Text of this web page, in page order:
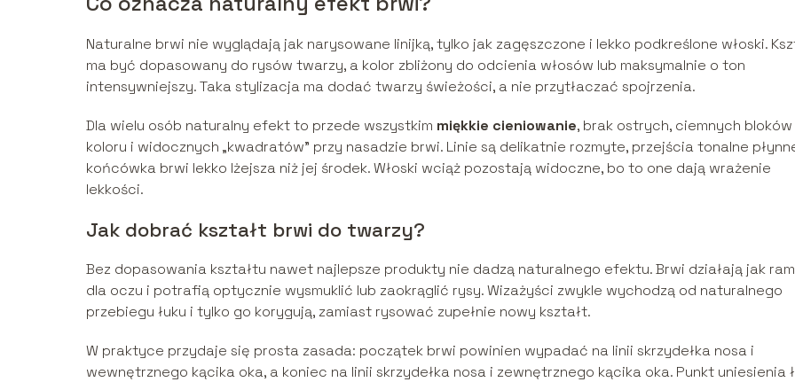
Naturalne brwi nie wyglądają jak narysowane linijką, tylko jak zagęszczone i lekko podkreślone włoski.
ma być dopasowany do rysów twarzy, a kolor zbliżony do odcienia włosów lub maksymalnie o ton
intensywniejszy. Taka stylizacja ma dodać twarzy świeżości, a nie przytłaczać spojrzenia.
Dla wielu osób naturalny efekt to przede wszystkim miękkie cieniowanie, brak ostrych, ciemnych bloków
koloru i widocznych „kwadratów” przy nasadzie brwi. Linie są delikatnie rozmyte, przejścia tonalne
końcówka brwi lekko lżejsza niż jej środek. Włoski wciąż pozostają widoczne, bo to one dają wrażenie
lekkości.
Jak dobrać kształt brwi do twarzy?
Bez dopasowania kształtu nawet najlepsze produkty nie dadzą naturalnego efektu. Brwi działają jak
dla oczu i potrafią optycznie wysmuklić lub zaokrąglić rysy. Wizażyści zwykle wychodzą od naturalnego
przebiegu łuku i tylko go korygują, zamiast rysować zupełnie nowy kształt.
W praktyce przydaje się prosta zasada: początek brwi powinien wypadać na linii skrzydełka nosa i
wewnętrznego kącika oka, a koniec na linii skrzydełka nosa i zewnętrznego kącika oka. Punkt uniesienia